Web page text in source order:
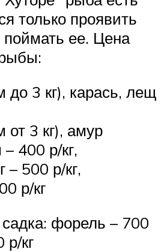
только проявить
ее. Цена
до 3 кг), карась, лещ
от 3 кг), амур
400 р/кг,
– 500 р/кг,
р/кг
форель – 700
р/кг